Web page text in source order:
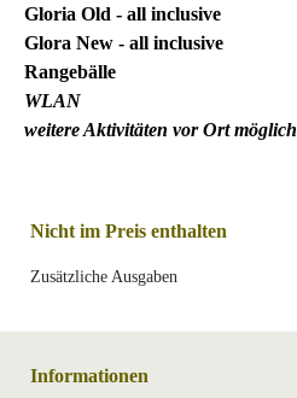
Gloria Old - all inclusive
Glora New - all inclusive
Rangebälle
WLAN
weitere Aktivitäten vor Ort möglich
Nicht im Preis enthalten
Zusätzliche Ausgaben
Informationen